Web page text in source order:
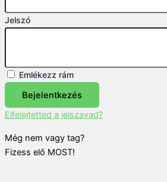
Jelszó
Emlékezz rám
Bejelentkezés
Elfelejtetted a jelszavad?
Még nem vagy tag?
Fizess elő MOST!